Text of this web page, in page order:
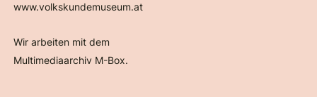
www.volkskundemuseum.at
Wir arbeiten mit dem
Multimediaarchiv M-Box.